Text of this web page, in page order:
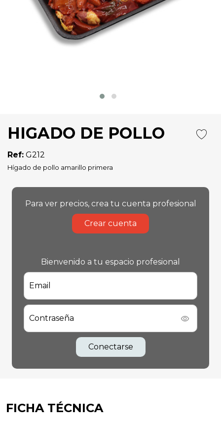
HIGADO DE POLLO
Ref: G212
Hígado de pollo amarillo primera
Para ver precios, crea tu cuenta profesional
Crear cuenta
Bienvenido a tu espacio profesional
Email
Contraseña
Conectarse
FICHA TÉCNICA